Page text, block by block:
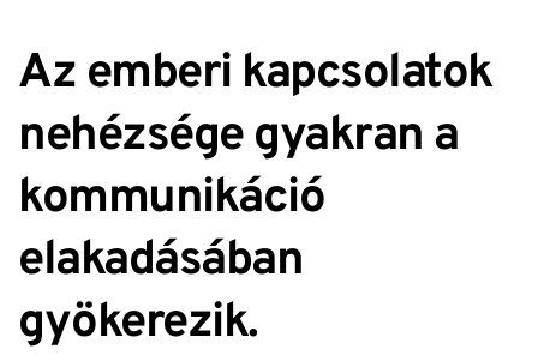
Az emberi kapcsolatok
nehézsége gyakran a
kommunikáció
elakadásában
gyökerezik.